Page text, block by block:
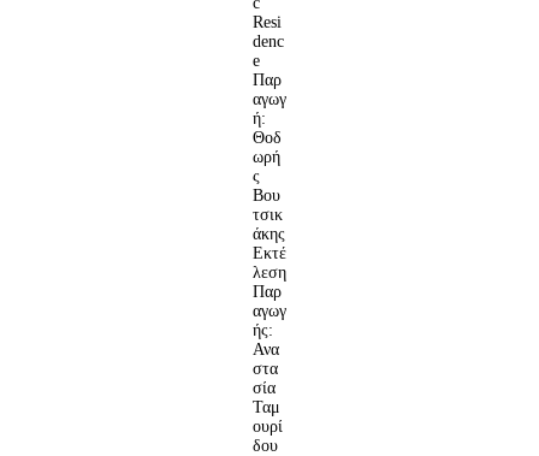
Resi
denc
e
Παρ
αγωγ
ή:
Θοδ
ωρή
ς
Βου
τσικ
άκης
Εκτέ
λεση
Παρ
αγωγ
ής:
Ανα
στα
σία
Ταμ
ουρί
δου